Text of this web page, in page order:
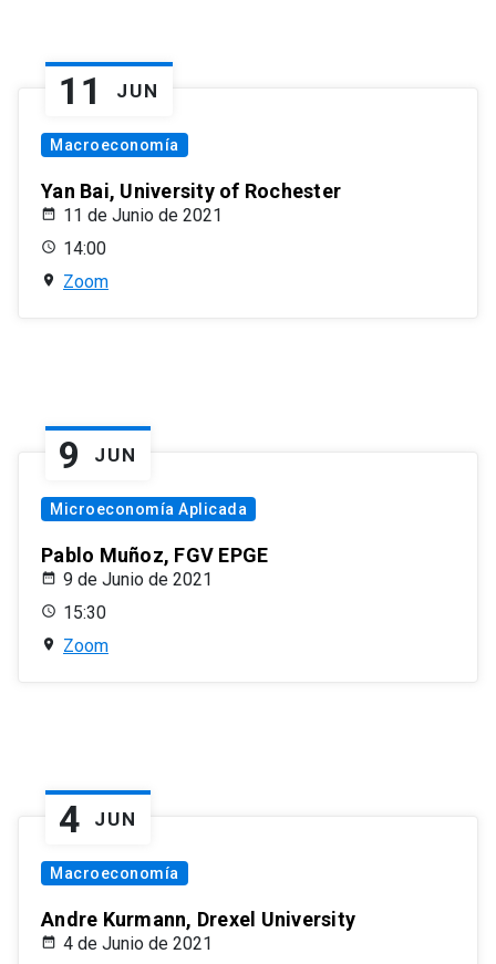
11 JUN
Macroeconomía
Yan Bai, University of Rochester
11 de Junio de 2021
14:00
Zoom
9 JUN
Microeconomía Aplicada
Pablo Muñoz, FGV EPGE
9 de Junio de 2021
15:30
Zoom
4 JUN
Macroeconomía
Andre Kurmann, Drexel University
4 de Junio de 2021